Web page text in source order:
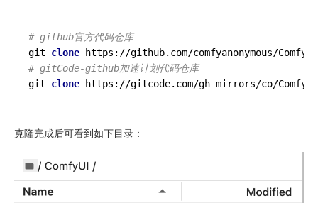
# github官方代码仓库
git clone
https
# gitCode-github加速计划代码仓库
git clone https ://gitcode.com/gh_mirrors/co/
克隆完成后可看到如下目录：